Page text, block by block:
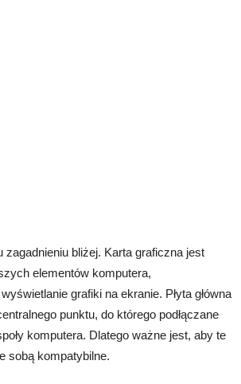
bliżej. Karta graficzna jest
elementów komputera,
grafiki na ekranie. Płyta główna
punktu, do którego podłączane
komputera. Dlatego ważne jest, aby te
sobą kompatybilne.